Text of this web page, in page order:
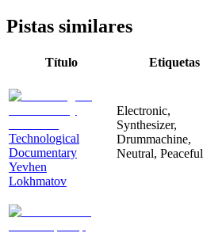
Pistas similares
Título Etiquetas
Technological
Documentary
Yevhen
Lokhmatov
Electronic,
Synthesizer,
Drummachine,
Neutral, Peaceful